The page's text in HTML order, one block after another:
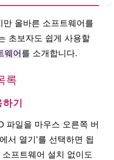
올바른 소프트웨어를
초보자도 쉽게 사용할
웨어 를 소개합니다.
록
기
파일을 마우스 오른쪽 버
서 열기’를 선택하면 됩
프트웨어 설치 없이도